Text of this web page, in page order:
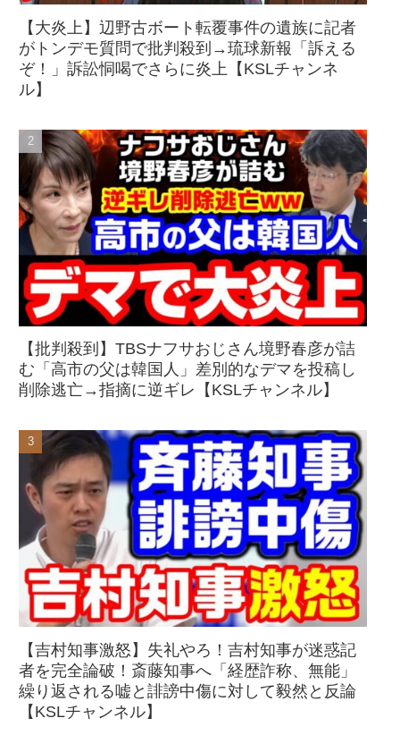
【大炎上】辺野古ボート転覆事件の遺族に記者
がトンデモ質問で批判殺到→琉球新報「訴える
ぞ！」訴訟恫喝でさらに炎上【KSLチャンネ
ル】
【批判殺到】TBSナフサおじさん境野春彦が詰
む「高市の父は韓国人」差別的なデマを投稿し
削除逃亡→指摘に逆ギレ【KSLチャンネル】
【吉村知事激怒】失礼やろ！吉村知事が迷惑記
者を完全論破！斎藤知事へ「経歴詐称、無能」
繰り返される嘘と誹謗中傷に対して毅然と反論
【KSLチャンネル】